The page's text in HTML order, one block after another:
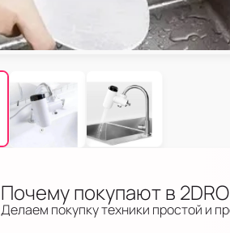
Почему покупают в
Делаем покупку техники простой и